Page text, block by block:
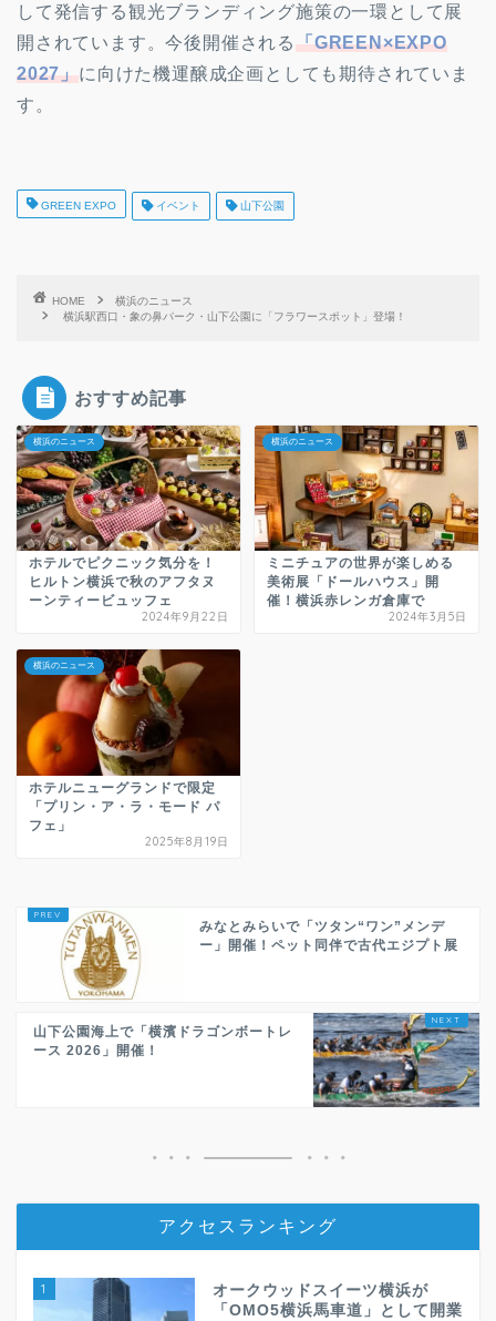
して発信する観光ブランディング施策の一環として展
開されています。今後開催される
「GREEN×EXPO
2027」 に向けた機運醸成企画としても期待されていま
す。
GREEN EXPO イベント 山下公園
HOME
横浜のニュース
横浜駅西口・象の鼻パーク・山下公園に「フラワースポット」登場！
おすすめ記事
横浜のニュース
ホテルでピクニック気分を！
ヒルトン横浜で秋のアフタヌ
ーンティービュッフェ
2024年9月22日
横浜のニュース
ミニチュアの世界が楽しめる
美術展「ドールハウス」開
催！横浜赤レンガ倉庫で
2024年3月5日
横浜のニュース
ホテルニューグランドで限定
「プリン・ア・ラ・モード パ
フェ」
2025年8月19日
みなとみらいで「ツタン“ワン”メンデ
ー」開催！ペット同伴で古代エジプト展
山下公園海上で「横濱ドラゴンボートレ
ース 2026」開催！
アクセスランキング
1
オークウッドスイーツ横浜が
「OMO5横浜馬車道」として開業